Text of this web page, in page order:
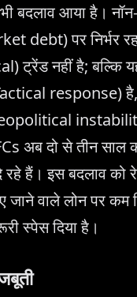
बदलाव आया है।
debt) पर निर्भर
ट्रेंड नहीं है; बल्कि
response)
अब दो से तीन
रहे हैं। इस बदलाव
जाने वाले लोन पर
स्पेस दिया है।